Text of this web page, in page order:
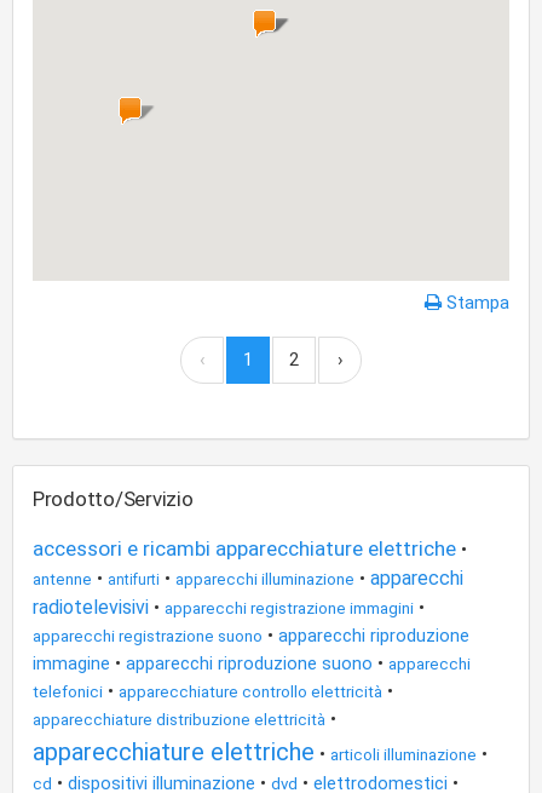
Stampa
‹ 1 2 ›
Prodotto/Servizio
accessori e ricambi apparecchiature elettriche •
antenne • antifurti • apparecchi illuminazione • apparecchi
radiotelevisivi • apparecchi registrazione immagini •
apparecchi registrazione suono • apparecchi riproduzione
immagine • apparecchi riproduzione suono • apparecchi
telefonici • apparecchiature controllo elettricità •
apparecchiature distribuzione elettricità •
apparecchiature elettriche • articoli illuminazione •
cd • dispositivi illuminazione • dvd • elettrodomestici •